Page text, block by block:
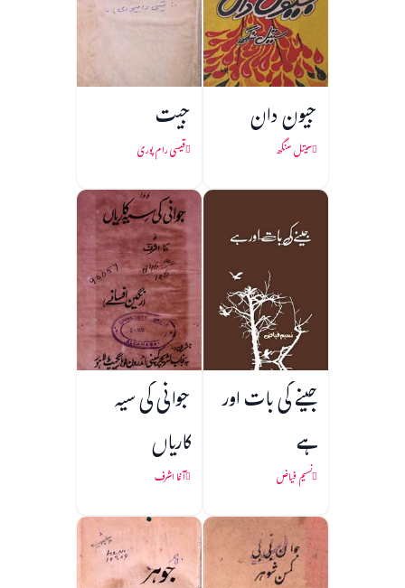
جیون دان
سیتل سنگھ
جیت
قیسی رام پوری
جینے کی بات اور
ہے
نسیم فیاض
جوانی کی سیہ
کاریاں
آغا اشرف